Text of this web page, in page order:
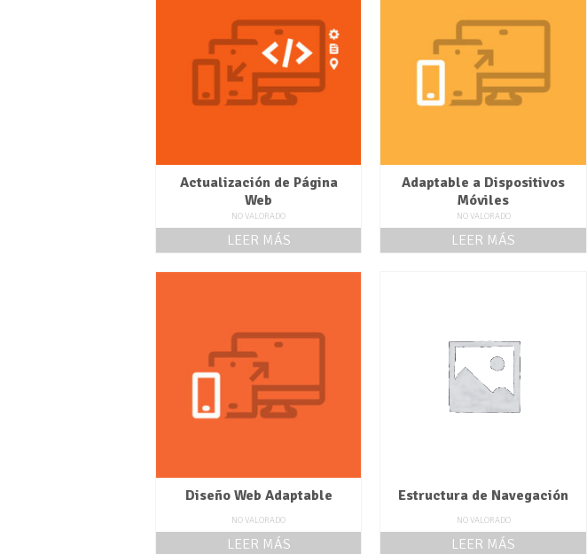
Actualización de Página
Web
NO VALORADO
LEER MÁS
Adaptable a Dispositivos
Móviles
NO VALORADO
LEER MÁS
Diseño Web Adaptable
NO VALORADO
LEER MÁS
Estructura de Navegación
NO VALORADO
LEER MÁS